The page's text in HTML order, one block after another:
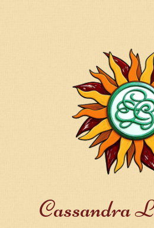
Cassandra